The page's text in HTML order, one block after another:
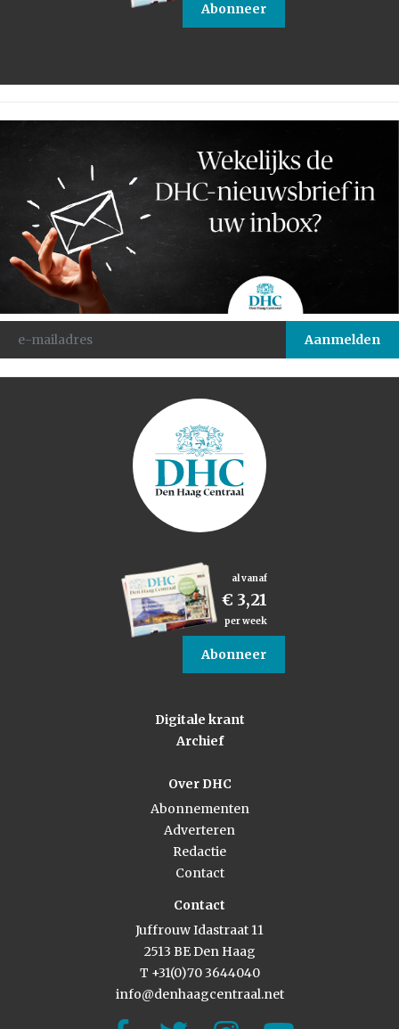
Abonneer
al vanaf
€ 3,21
per week
Abonneer
Digitale krant
Archief
Over DHC
Abonnementen
Adverteren
Redactie
Contact
Contact
Juffrouw Idastraat 11
2513 BE Den Haag
T +31(0)70 3644040
info@denhaagcentraal.net